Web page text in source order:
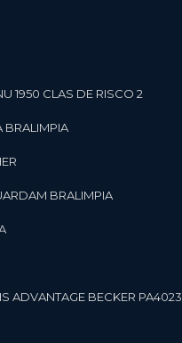
1950 CLAS DE RISCO 2
BRALIMPIA
BRALIMPIA
ADVANTAGE BECKER PA4023